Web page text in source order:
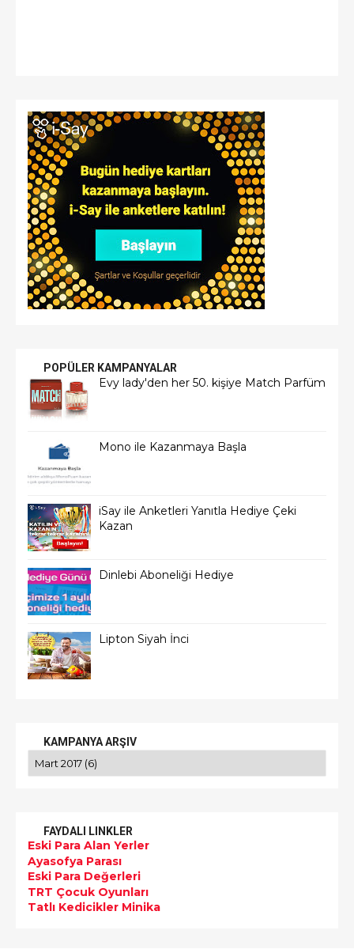
POPÜLER KAMPANYALAR
Evy lady'den her 50. kişiye Match Parfüm
Mono ile Kazanmaya Başla
iSay ile Anketleri Yanıtla Hediye Çeki
Kazan
Dinlebi Aboneliği Hediye
Lipton Siyah İnci
KAMPANYA ARŞIV
FAYDALI LINKLER
Eski Para Alan Yerler
Ayasofya Parası
Eski Para Değerleri
TRT Çocuk Oyunları
Tatlı Kedicikler Minika